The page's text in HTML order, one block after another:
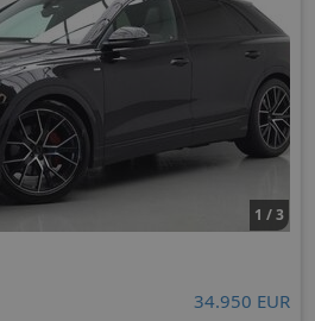
1 / 3
34.950 EUR